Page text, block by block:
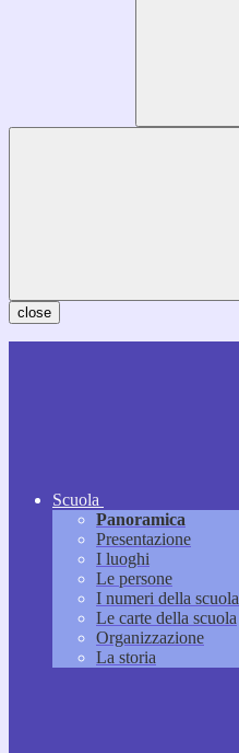
close
Scuola
Panoramica
Presentazione
I luoghi
Le persone
I numeri della scuola
Le carte della scuola
Organizzazione
La storia